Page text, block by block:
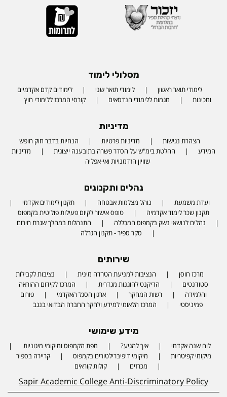
מסלולי לימוד
לימודי תואר ראשון לימודי תואר שני
לימודים קדם אקדמיים
ומכינות
מגמות ללימודי הנדסאים קורסי המרכז ללימודי חוץ
מדיניות
הצהרת נגישות מדיניות פרטיות
הנחיות בדבר חוק חופש
המידע
החלטת בימ"ש על הסדר פשרה בתובענה ייצוגית
מדיניות
שוויון הזדמנויות ואי-אפליה
נהלים ותקנונים
ועדת משמעת נוהל מצלמות אבטחה
תקנון לימודים אקדמי
תקנון שכר לימוד אקדמיה
טופס אישור לקיום פעילות פוליטית בקמפוס
נהלים לנושאי נשק בקמפוס המכללה
התנהלות במהלך שגרת חירום
סקר ספיר - תקנון הגרלה
שירותים
מרכז חוסן הנציבות למניעת הטרדה מינית
נציבות לקבילות
סטודנטים
הדיקנט להוגנות מגדרית
המרכז לקידום ההוראה
והלמידה
רשות המחקר ארגון הסגל האקדמי
פורום
פמיניסטי
המרכז הלאומי למידע ולחקר החברה הבדואי בנגב
מידע שימושי
לוח שנה אקדמי איך להגיע?
מפת הקמפוס ומיקומי מיגוניות
מיקומי קפיטריות
מיקומי דיפיברילטורים בקמפוס
קריירה בספיר
מכרזים
קולות קוראים
Sapir Academic College Anti-Discriminatory Policy
Phone number